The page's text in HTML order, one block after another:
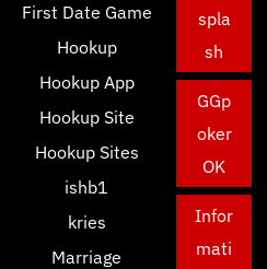
First Date Game
Hookup
Hookup App
Hookup Site
Hookup Sites
ishb1
kries
Marriage
spla
sh
GGp
oker
OK
Infor
mati